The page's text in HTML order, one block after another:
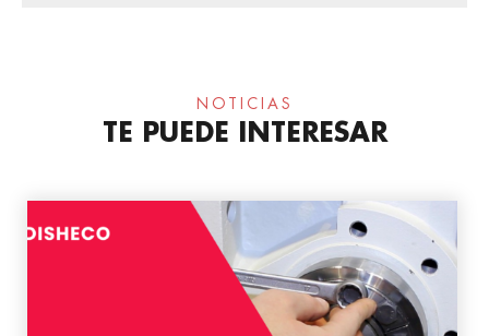
NOTICIAS
TE PUEDE INTERESAR